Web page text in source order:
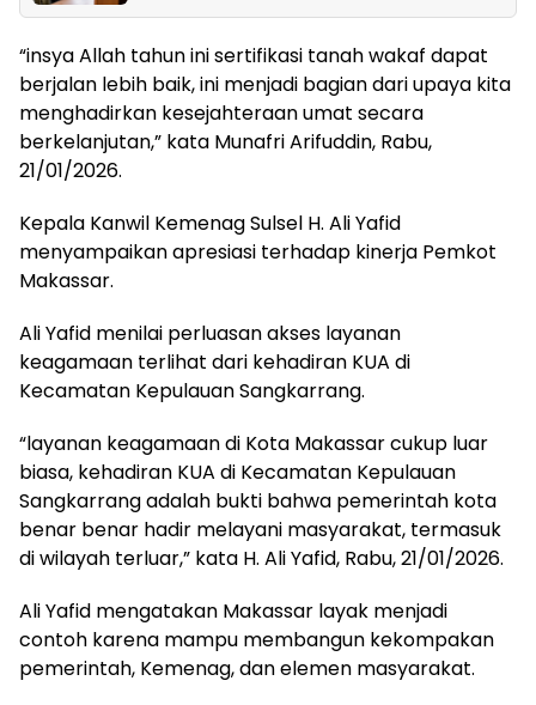
“insya Allah tahun ini sertifikasi tanah wakaf dapat
berjalan lebih baik, ini menjadi bagian dari upaya kita
menghadirkan kesejahteraan umat secara
berkelanjutan,” kata Munafri Arifuddin, Rabu,
21/01/2026.
Kepala Kanwil Kemenag Sulsel H. Ali Yafid
menyampaikan apresiasi terhadap kinerja Pemkot
Makassar.
Ali Yafid menilai perluasan akses layanan
keagamaan terlihat dari kehadiran KUA di
Kecamatan Kepulauan Sangkarrang.
“layanan keagamaan di Kota Makassar cukup luar
biasa, kehadiran KUA di Kecamatan Kepulauan
Sangkarrang adalah bukti bahwa pemerintah kota
benar benar hadir melayani masyarakat, termasuk
di wilayah terluar,” kata H. Ali Yafid, Rabu, 21/01/2026.
Ali Yafid mengatakan Makassar layak menjadi
contoh karena mampu membangun kekompakan
pemerintah, Kemenag, dan elemen masyarakat.